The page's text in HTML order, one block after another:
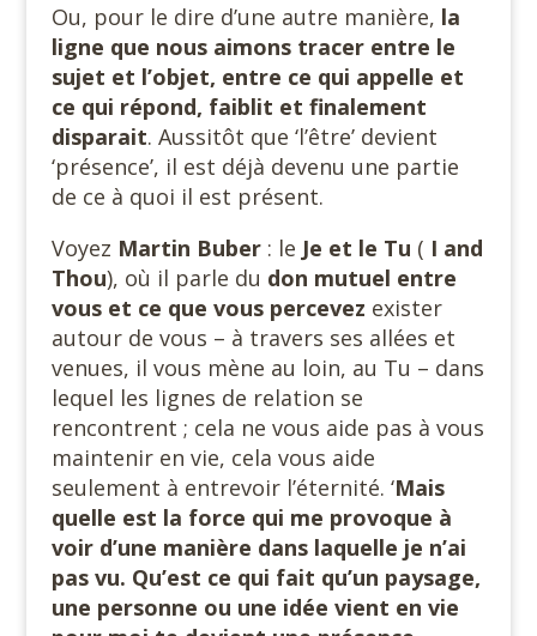
Ou, pour le dire d’une autre manière, la
ligne que nous aimons tracer entre le
sujet et l’objet, entre ce qui appelle et
ce qui répond, faiblit et finalement
disparait. Aussitôt que ‘l’être’ devient
‘présence’, il est déjà devenu une partie
de ce à quoi il est présent.
Voyez Martin Buber: le Je et le Tu ( I and
Thou), où il parle du don mutuel entre
vous et ce que vous percevez exister
autour de vous – à travers ses allées et
venues, il vous mène au loin, au Tu – dans
lequel les lignes de relation se
rencontrent ; cela ne vous aide pas à vous
maintenir en vie, cela vous aide
seulement à entrevoir l’éternité. ‘Mais
quelle est la force qui me provoque à
voir d’une manière dans laquelle je n’ai
pas vu. Qu’est ce qui fait qu’un paysage,
une personne ou une idée vient en vie